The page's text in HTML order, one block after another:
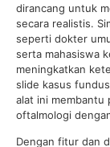
dirancang untuk
secara realistis.
seperti dokter
serta mahasiswa
meningkatkan
slide kasus
alat ini membantu
oftalmologi
Dengan fitur dan